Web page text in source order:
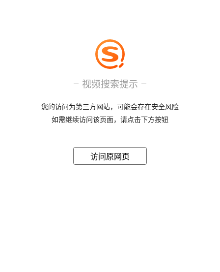
视频搜索提示
您的访问为第三方网站，可能会存在安全风险
如需继续访问该页面，请点击下方按钮
访问原网页